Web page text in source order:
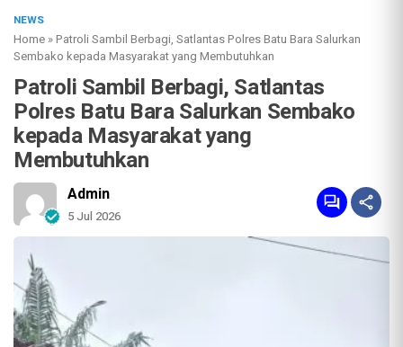
NEWS
Home »Patroli Sambil Berbagi, Satlantas Polres Batu Bara Salurkan
Sembako kepada Masyarakat yang Membutuhkan
Patroli Sambil Berbagi, Satlantas
Polres Batu Bara Salurkan Sembako
kepada Masyarakat yang
Membutuhkan
Admin
5 Jul 2026